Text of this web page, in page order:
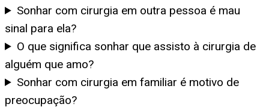
Sonhar com cirurgia em outra pessoa é mau
sinal para ela?
O que significa sonhar que assisto à cirurgia de
alguém que amo?
Sonhar com cirurgia em familiar é motivo de
preocupação?